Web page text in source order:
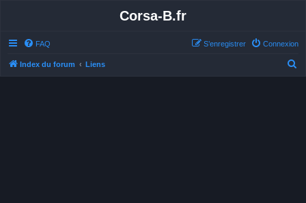
Corsa-B.fr
FAQ Connexion
S’enregistrer
Index du forum Liens